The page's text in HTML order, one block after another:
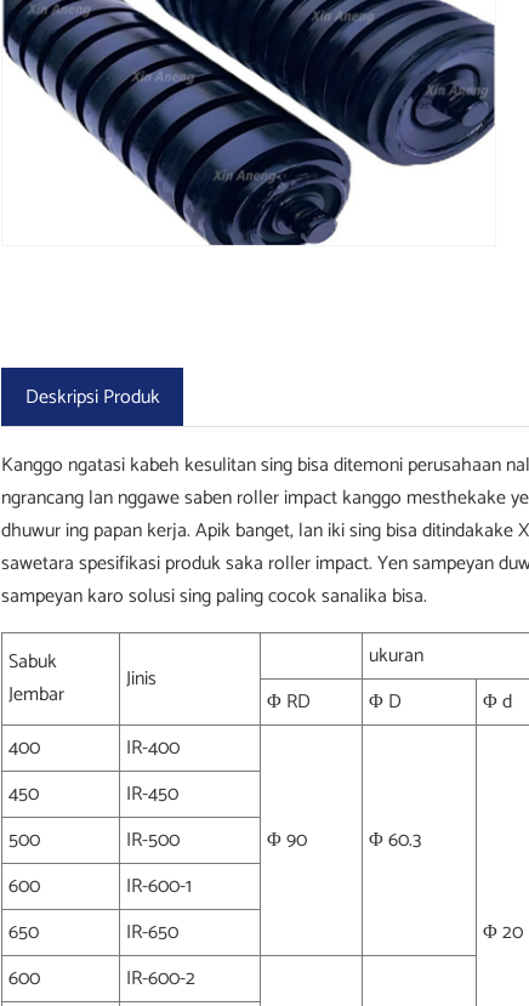
Deskripsi Produk
Kanggo ngatasi kabeh kesulitan sing bisa ditemoni perusahaan
ngrancang lan nggawe saben roller impact kanggo mesthekake
dhuwur ing papan kerja. Apik banget, lan iki sing bisa
sawetara spesifikasi produk saka roller impact. Yen sampeyan
sampeyan karo solusi sing paling cocok sanalika bisa.
Sabuk
Jembar
Jinis
ukuran
Φ RD Φ D Φ d
400
IR-400
Φ 90 Φ 60.3
Φ 20
450 IR-450
500
IR-500
600
IR-600-1
650
IR-650
600
IR-600-2